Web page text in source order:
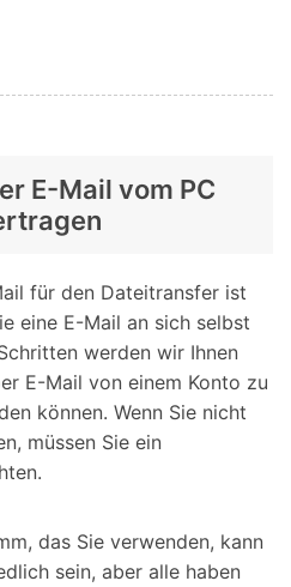
E-Mail vom PC
für den Dateitransfer ist
eine E-Mail an sich selbst
werden wir Ihnen
E-Mail von einem Konto zu
können. Wenn Sie nicht
müssen Sie ein
das Sie verwenden, kann
sein, aber alle haben